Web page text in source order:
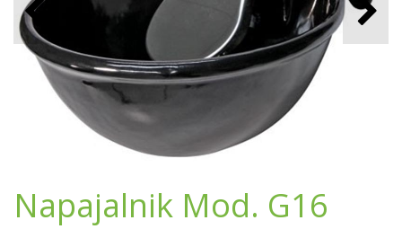
Napajalnik Mod. G16